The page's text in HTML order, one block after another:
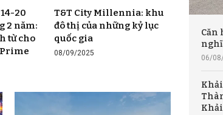
20
2 năm:
từ cho
T&T City Millennia: khu
đô thị của những kỷ lục
quốc gia
08/09/2025
Căn
06/